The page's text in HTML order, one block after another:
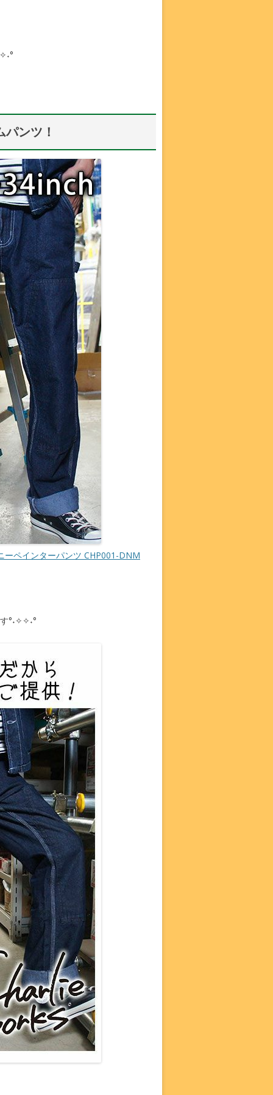
ンツ！
ーペインターパンツ CHP001-DNM
°˖✧✧˖°